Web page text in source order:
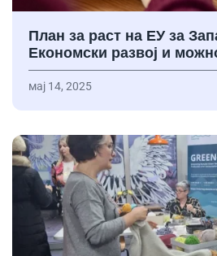
План за раст на ЕУ за
Економски развој и
мај 14, 2025